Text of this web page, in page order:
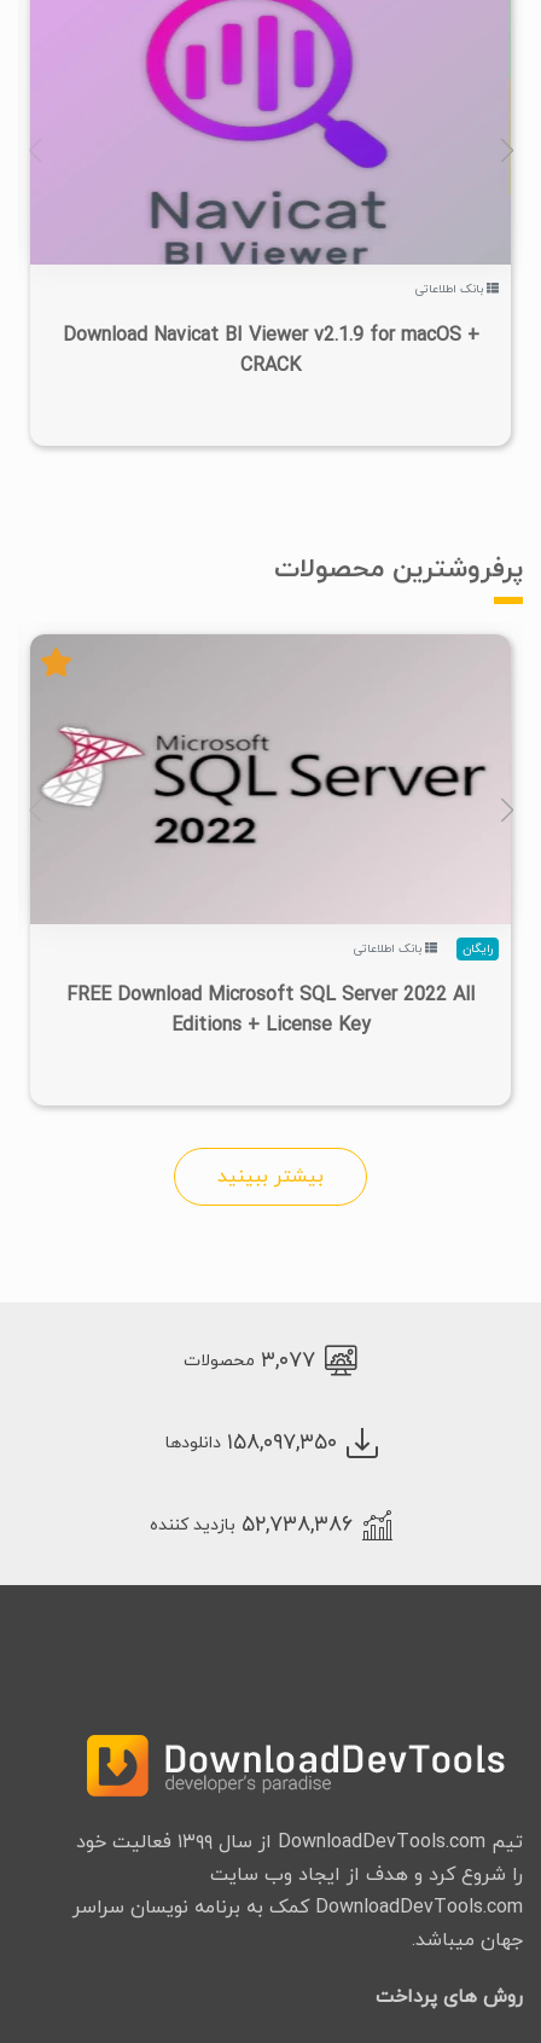
۱۴۰۳/۱۱/۱۶
بانک اطلاعاتی
Download Navicat BI Viewer v2.1.9 for macOS +
CRACK
پرفروشترین محصولات
۱۰۰K ۱۴۰۱/۱۲/۰۱ ۳
رایگان بانک اطلاعاتی
FREE Download Microsoft SQL Server 2022 All
Editions + License Key
بیشتر ببینید
۳,۰۷۷ محصولات
۱۵۸,۰۹۷,۳۵۰ دانلودها
۵۲,۷۳۸,۳۸۶ بازدید کننده
تیم DownloadDevTools.com از سال ۱۳۹۹ فعالیت خود
را شروع کرد و هدف از ایجاد وب سایت
DownloadDevTools.com کمک به برنامه نویسان سراسر
جهان میباشد.
روش های پرداخت